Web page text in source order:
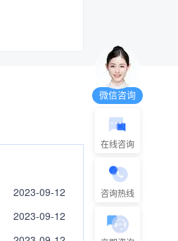
2023-09-12
2023-09-12
微信咨询
在线咨询
咨询热线